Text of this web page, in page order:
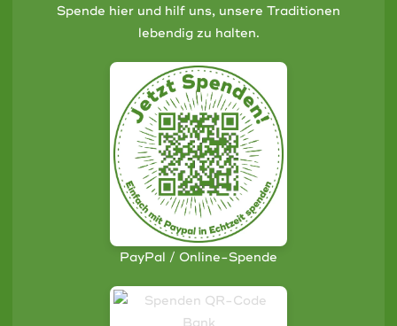
Spende hier und hilf uns, unsere Traditionen
lebendig zu halten.
PayPal / Online-Spende